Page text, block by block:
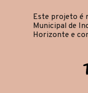
Este projeto é
Municipal de
Horizonte e